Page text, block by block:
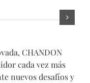
CHANDON
cada vez más
nuevos desafíos y